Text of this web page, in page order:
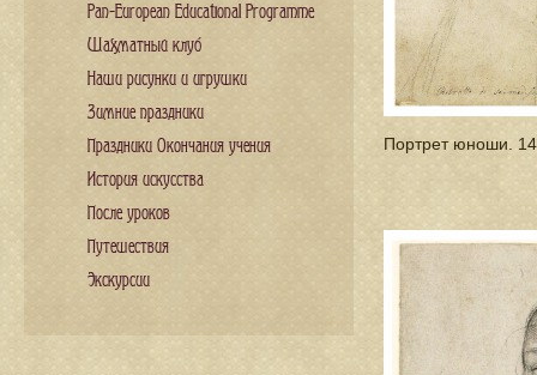
Портрет юноши.
Pan-European Educational Programme
Шахматный клуб
Наши рисунки и игрушки
Зимние праздники
Праздники Окончания учения
История искусства
После уроков
Путешествия
Экскурсии